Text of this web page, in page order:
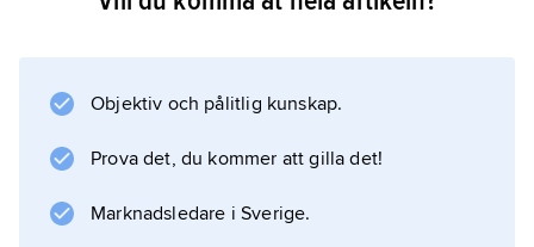
Storbritannien som huvudmotståndare i mer
än två årtionden. Länge låg Storbritannien och
till och med av en
Objektiv och pålitlig kunskap.
Prova det, du kommer att gilla det!
Marknadsledare i Sverige.